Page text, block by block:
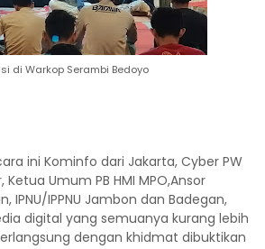
di Warkop Serambi Bedoyo
ini Kominfo dari Jakarta, Cyber PW
Ketua Umum PB HMI MPO,Ansor
IPNU/IPPNU Jambon dan Badegan,
digital yang semuanya kurang lebih
dengan khidmat dibuktikan